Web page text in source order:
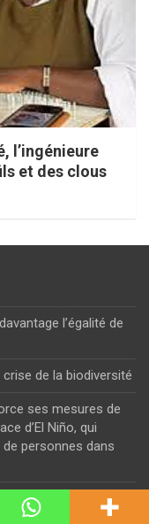
l’ingénieure
et des clous
l’égalité de
de la biodiversité
ses mesures de
d’El Niño, qui
personnes dans
les idées des